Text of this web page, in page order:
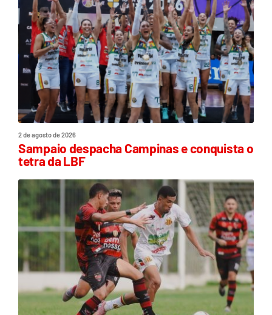
2 de agosto de 2026
Sampaio despacha Campinas e conquista o
tetra da LBF